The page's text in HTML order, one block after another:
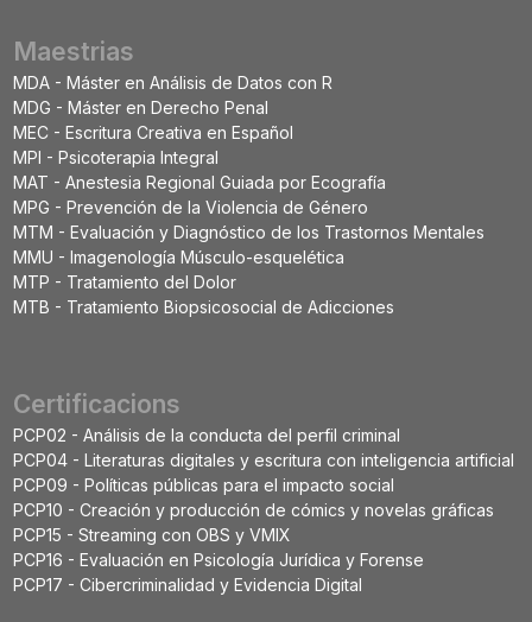
Maestrias
MDA - Máster en Análisis de Datos con R
MDG - Máster en Derecho Penal
MEC - Escritura Creativa en Español
MPI - Psicoterapia Integral
MAT - Anestesia Regional Guiada por Ecografía
MPG - Prevención de la Violencia de Género
MTM - Evaluación y Diagnóstico de los Trastornos Mentales
MMU - Imagenología Músculo-esquelética
MTP - Tratamiento del Dolor
MTB - Tratamiento Biopsicosocial de Adicciones
Certificacions
PCP02 - Análisis de la conducta del perfil criminal
PCP04 - Literaturas digitales y escritura con inteligencia artificial
PCP09 - Políticas públicas para el impacto social
PCP10 - Creación y producción de cómics y novelas gráficas
PCP15 - Streaming con OBS y VMIX
PCP16 - Evaluación en Psicología Jurídica y Forense
PCP17 - Cibercriminalidad y Evidencia Digital